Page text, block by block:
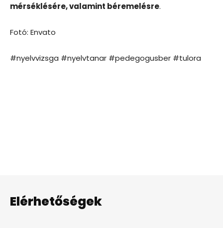
mérséklésére, valamint béremelésre.
Fotó: Envato
#nyelvvizsga #nyelvtanar #pedegogusber #tulora
Elérhetőségek